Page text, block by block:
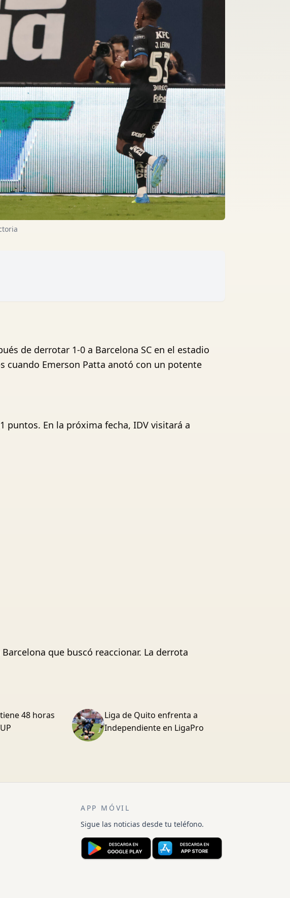
de derrotar 1-0 a Barcelona SC en el estadio
cuando Emerson Patta anotó con un potente
puntos. En la próxima fecha, IDV visitará a
que buscó reaccionar. La derrota
48 horas
Liga de Quito enfrenta a
Independiente en LigaPro
APP MÓVIL
Sigue las noticias desde tu teléfono.